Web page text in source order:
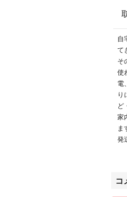
自
て
そ
使
電
り
ど
家
ま
発
識
コ